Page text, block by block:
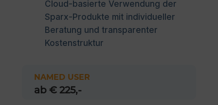
Cloud-basierte Verwendung der
Sparx-Produkte mit individueller
Beratung und transparenter
Kostenstruktur
NAMED USER
ab € 225,-